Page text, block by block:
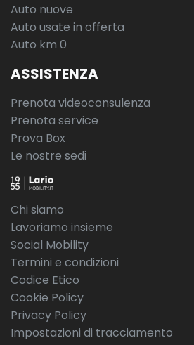
Auto nuove
Auto usate in offerta
Auto km 0
ASSISTENZA
Prenota videoconsulenza
Prenota service
Prova Box
Le nostre sedi
Chi siamo
Lavoriamo insieme
Social Mobility
Termini e condizioni
Codice Etico
Cookie Policy
Privacy Policy
Impostazioni di tracciamento